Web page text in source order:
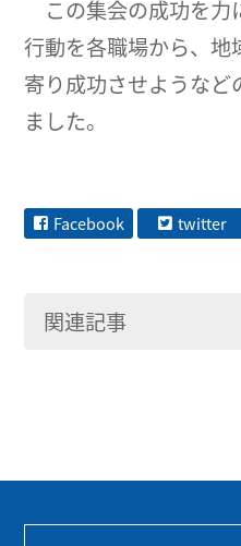
この集会の成功を力
行動を各職場から、地
寄り成功させようなど
ました。
Facebook twitter
関連記事